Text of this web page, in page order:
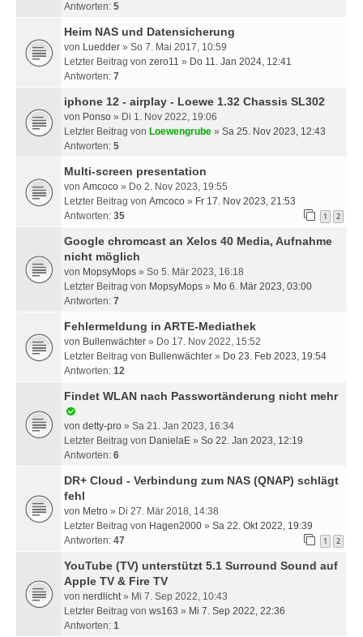
Antworten: 5
Heim NAS und Datensicherung
von Luedder » So 7. Mai 2017, 10:59
Letzter Beitrag von zero11 » Do 11. Jan 2024, 12:41
Antworten: 7
iphone 12 - airplay - Loewe 1.32 Chassis SL302
von Ponso » Di 1. Nov 2022, 19:06
Letzter Beitrag von Loewengrube » Sa 25. Nov 2023, 12:43
Antworten: 5
Multi-screen presentation
von Amcoco » Do 2. Nov 2023, 19:55
Letzter Beitrag von Amcoco » Fr 17. Nov 2023, 21:53
Antworten: 35 1 2
Google chromcast an Xelos 40 Media, Aufnahme
nicht möglich
von MopsyMops » So 5. Mär 2023, 16:18
Letzter Beitrag von MopsyMops » Mo 6. Mär 2023, 03:00
Antworten: 7
Fehlermeldung in ARTE-Mediathek
von Bullenwächter » Do 17. Nov 2022, 15:52
Letzter Beitrag von Bullenwächter » Do 23. Feb 2023, 19:54
Antworten: 12
Findet WLAN nach Passwortänderung nicht mehr
von detty-pro » Sa 21. Jan 2023, 16:34
Letzter Beitrag von DanielaE » So 22. Jan 2023, 12:19
Antworten: 6
DR+ Cloud - Verbindung zum NAS (QNAP) schlägt
fehl
von Metro » Di 27. Mär 2018, 14:38
Letzter Beitrag von Hagen2000 » Sa 22. Okt 2022, 19:39
Antworten: 47 1 2
YouTube (TV) unterstützt 5.1 Surround Sound auf
Apple TV & Fire TV
von nerdlicht» Mi 7. Sep 2022, 10:43
Letzter Beitrag von ws163 » Mi 7. Sep 2022, 22:36
Antworten: 1